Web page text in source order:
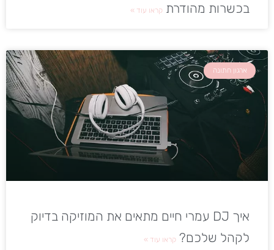
בכשרות מהודרת קראו עוד »
ארגון חתונה
איך DJ עמרי חיים מתאים את המוזיקה בדיוק
לקהל שלכם? קראו עוד »